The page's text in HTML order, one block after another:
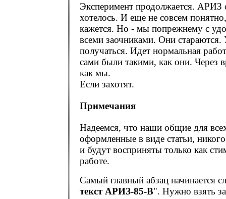
Эксперимент продолжается. АРИЗ
хотелось. И еще не совсем
кажется. Но - мы попрежнему с
всеми заочниками. Они стараются.
получаться. Идет нормальная
сами были такими, как они. Через
как мы.
Если захотят.
Примечания
Надеемся, что наши общие для
оформленные в виде статьи,
и будут восприняты только как
работе.
Самый главный абзац начинается
текст АРИЗ-85-В". Нужно взять